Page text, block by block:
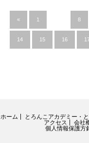
« 1 8
14 15 16
ホーム とろんこアカデミー・
アクセス
会社
個人情報保護方